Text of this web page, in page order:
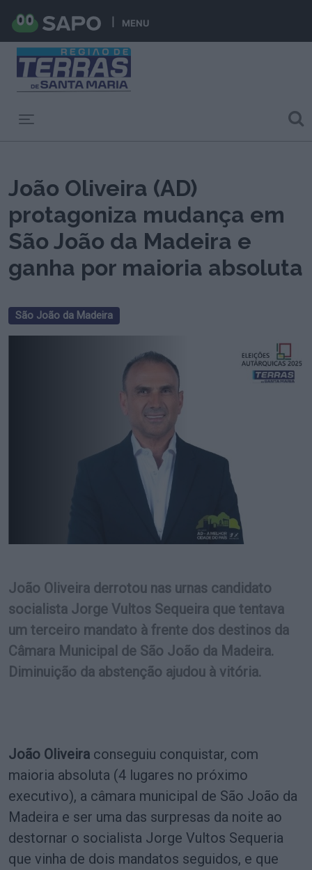
MENU
João Oliveira (AD)
protagoniza mudança em
São João da Madeira e
ganha por maioria absoluta
São João da Madeira
João Oliveira derrotou nas urnas candidato
socialista Jorge Vultos Sequeira que tentava
um terceiro mandato à frente dos destinos da
Câmara Municipal de São João da Madeira.
Diminuição da abstenção ajudou à vitória.
João Oliveira conseguiu conquistar, com
maioria absoluta (4 lugares no próximo
executivo), a câmara municipal de São João da
Madeira e ser uma das surpresas da noite ao
destornar o socialista Jorge Vultos Sequeria
que vinha de dois mandatos seguidos, e que